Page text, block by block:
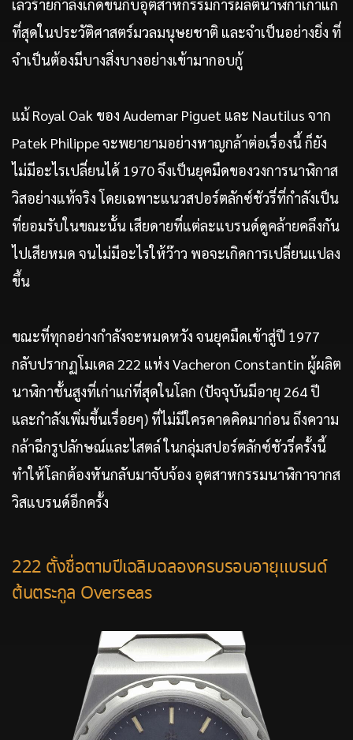
เลวร้ายกำลังเกิดขึ้นกับอุตสาหกรรมการผลิตนาฬิกาเก่าแก่
ที่สุดในประวัติศาสตร์มวลมนุษยชาติ และจำเป็นอย่างยิ่ง ที่
จำเป็นต้องมีบางสิ่งบางอย่างเข้ามากอบกู้
แม้ Royal Oak ของ Audemar Piguet และ Nautilus จาก
Patek Philippe จะพยายามอย่างหาญกล้าต่อเรื่องนี้ ก็ยัง
ไม่มีอะไรเปลี่ยนได้ 1970 จึงเป็นยุคมืดของวงการนาฬิกาส
วิสอย่างแท้จริง โดยเฉพาะแนวสปอร์ตลักซ์ชัวรี่ที่กำลังเป็น
ที่ยอมรับในขณะนั้น เสียดายที่แต่ละแบรนด์ดูคล้ายคลึงกัน
ไปเสียหมด จนไม่มีอะไรให้ว๊าว พอจะเกิดการเปลี่ยนแปลง
ขึ้น
ขณะที่ทุกอย่างกำลังจะหมดหวัง จนยุคมืดเข้าสู่ปี 1977
กลับปรากฏโมเดล 222 แห่ง Vacheron Constantin ผู้ผลิต
นาฬิกาชั้นสูงที่เก่าแก่ที่สุดในโลก (ปัจจุบันมีอายุ 264 ปี
และกำลังเพิ่มขึ้นเรื่อยๆ) ที่ไม่มีใครคาดคิดมาก่อน ถึงความ
กล้าฉีกรูปลักษณ์และไสตล์ ในกลุ่มสปอร์ตลักซ์ชัวรี่ครั้งนี้
ทำให้โลกต้องหันกลับมาจับจ้อง อุตสาหกรรมนาฬิกาจากส
วิสแบรนด์อีกครั้ง
222 ตั้งชื่อตามปีเฉลิมฉลองครบรอบอายุแบรนด์
ต้นตระกูล Overseas